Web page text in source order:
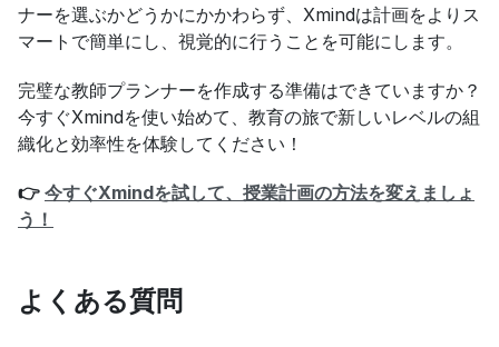
ナーを選ぶかどうかにかかわらず、Xmindは計画をよりス
マートで簡単にし、視覚的に行うことを可能にします。
完璧な教師プランナーを作成する準備はできていますか？
今すぐXmindを使い始めて、教育の旅で新しいレベルの組
織化と効率性を体験してください！
👉 今すぐXmindを試して、授業計画の方法を変えましょ
う！
よくある質問